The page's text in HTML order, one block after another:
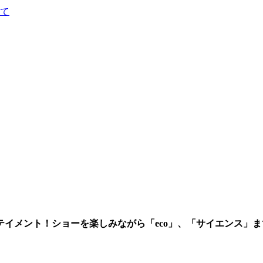
メント！ショーを楽しみながら「eco」、「サイエンス」